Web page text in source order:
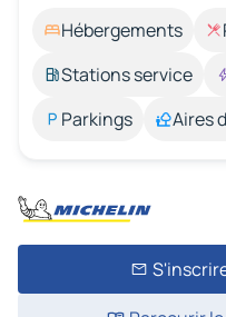
Hébergements
Stations service
Parkings
Aires